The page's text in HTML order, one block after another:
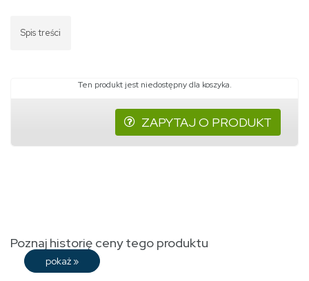
Spis treści
Ten produkt jest niedostępny dla koszyka.
ZAPYTAJ O PRODUKT
Poznaj historię ceny tego produktu
pokaż »